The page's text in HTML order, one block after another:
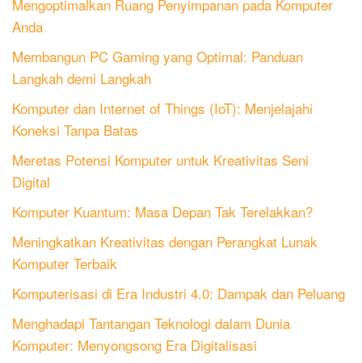
Mengoptimalkan Ruang Penyimpanan pada Komputer
Anda
Membangun PC Gaming yang Optimal: Panduan
Langkah demi Langkah
Komputer dan Internet of Things (IoT): Menjelajahi
Koneksi Tanpa Batas
Meretas Potensi Komputer untuk Kreativitas Seni
Digital
Komputer Kuantum: Masa Depan Tak Terelakkan?
Meningkatkan Kreativitas dengan Perangkat Lunak
Komputer Terbaik
Komputerisasi di Era Industri 4.0: Dampak dan Peluang
Menghadapi Tantangan Teknologi dalam Dunia
Komputer: Menyongsong Era Digitalisasi